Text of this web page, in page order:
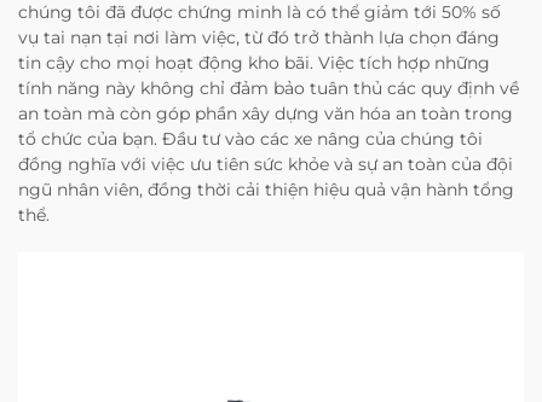
chúng tôi đã được chứng minh là có thể giảm tới 50% số
vụ tai nạn tại nơi làm việc, từ đó trở thành lựa chọn đáng
tin cậy cho mọi hoạt động kho bãi. Việc tích hợp những
tính năng này không chỉ đảm bảo tuân thủ các quy định về
an toàn mà còn góp phần xây dựng văn hóa an toàn trong
tổ chức của bạn. Đầu tư vào các xe nâng của chúng tôi
đồng nghĩa với việc ưu tiên sức khỏe và sự an toàn của đội
ngũ nhân viên, đồng thời cải thiện hiệu quả vận hành tổng
thể.